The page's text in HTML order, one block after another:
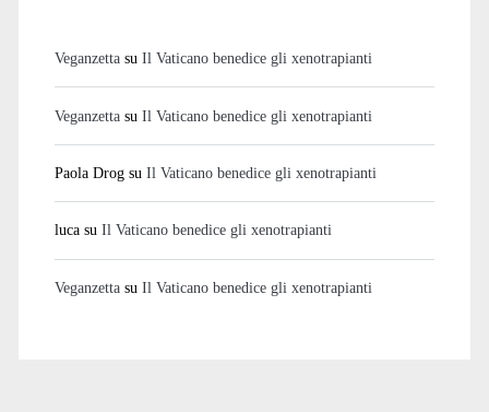
Veganzettasu Il Vaticano benedice gli xenotrapianti
Veganzettasu Il Vaticano benedice gli xenotrapianti
Paola Drogsu Il Vaticano benedice gli xenotrapianti
lucasu Il Vaticano benedice gli xenotrapianti
Veganzettasu Il Vaticano benedice gli xenotrapianti